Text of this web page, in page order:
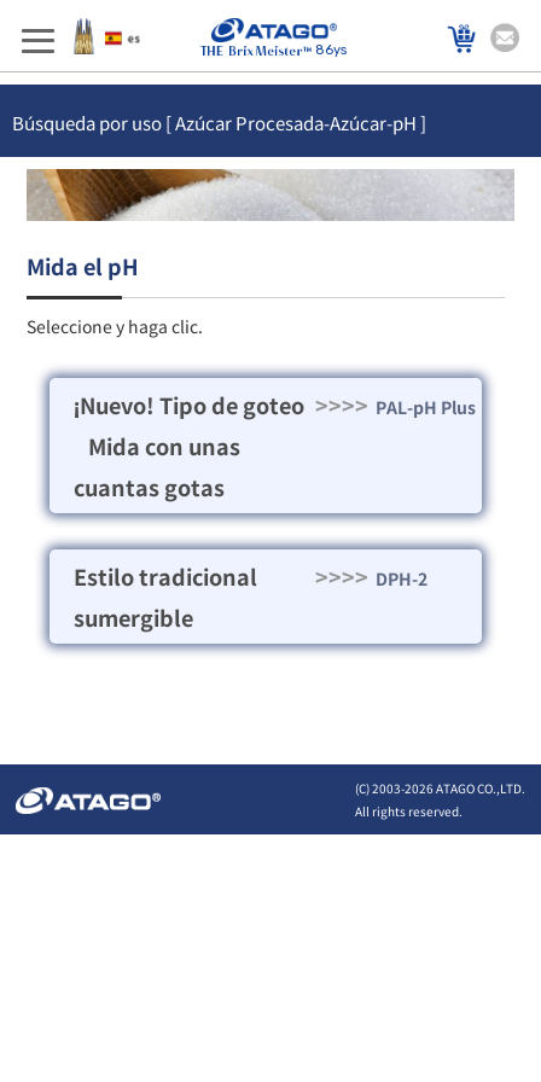
86ys
Búsqueda por uso [ Azúcar Procesada-Azúcar-pH ]
Mida el pH
Seleccione y haga clic.
¡Nuevo! Tipo de goteo
Mida con unas
cuantas gotas
>>>> PAL-pH Plus
Estilo tradicional
sumergible
>>>> DPH-2
(C) 2003-2026 ATAGO CO.,LTD.
All rights reserved.